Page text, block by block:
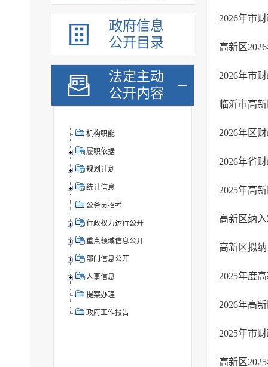
政府信息
公开目录
法定主动
公开内容
机构职能
履职依据
规划计划
统计信息
公务员招考
行政权力运行公开
重点领域信息公开
部门信息公开
人事信息
提案办理
政府工作报告
2026年市
高新区
2026年市
临沂市高
2026年区
2026年省
高新区纳
2025年度
2025年市
高新区